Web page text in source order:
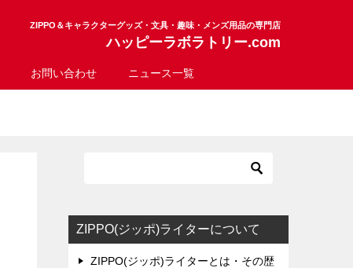
ZIPPO＆キャラクターグッズ・文具・趣味・メンズ用品の専門店
ハッピーラボラトリー.com
お問い合わせ ニュース一覧
ZIPPO(ジッポ)ライターについて
ZIPPO(ジッポ)ライターとは・その歴